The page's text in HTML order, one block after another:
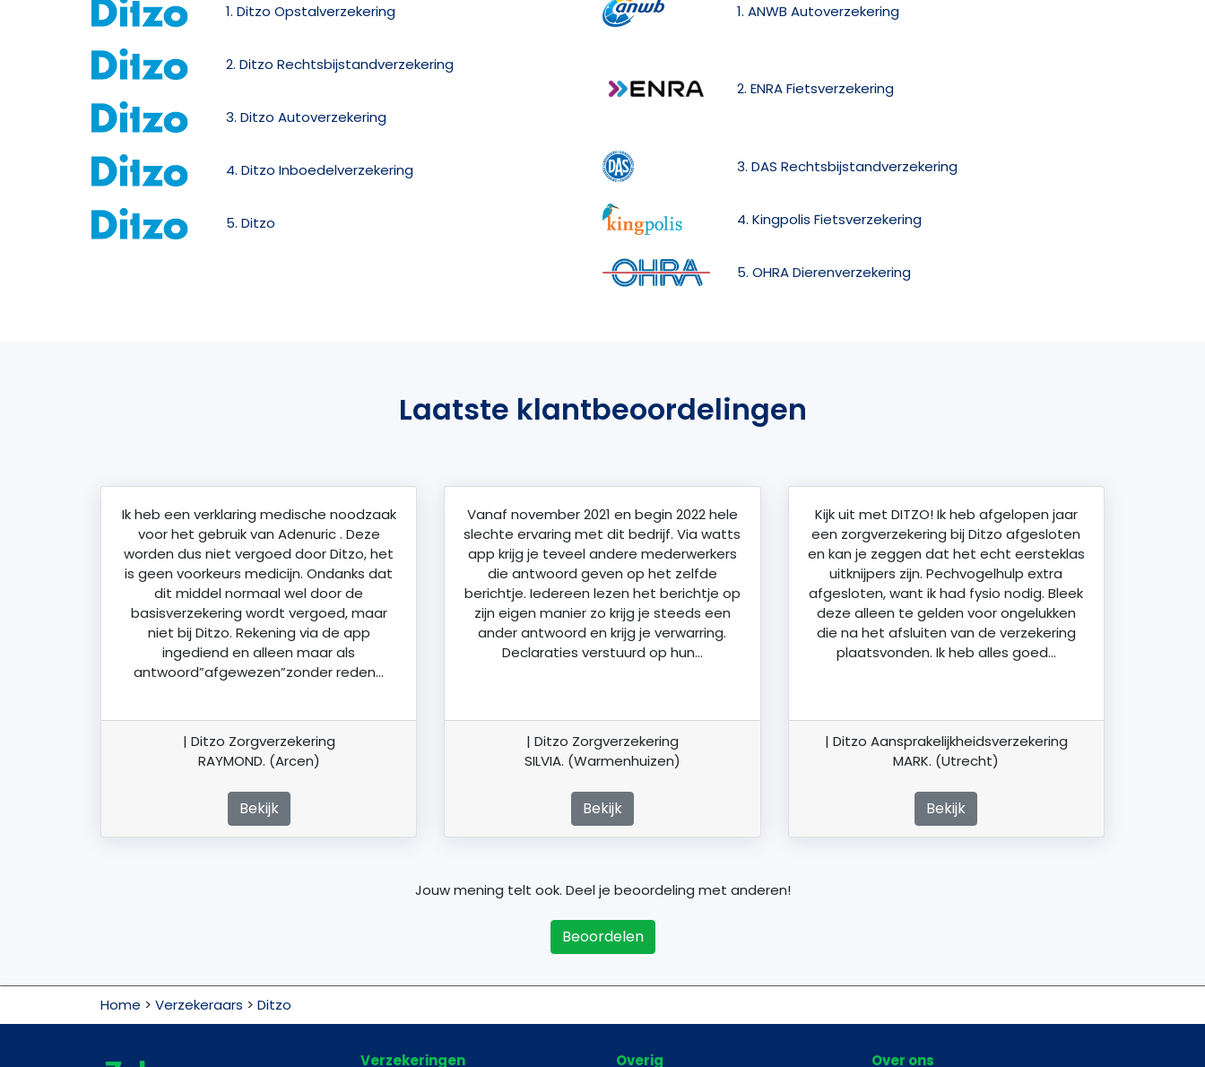
1. Ditzo Opstalverzekering
2. Ditzo Rechtsbijstandverzekering
3. Ditzo Autoverzekering
4. Ditzo Inboedelverzekering
5. Ditzo
1. ANWB Autoverzekering
2. ENRA Fietsverzekering
3. DAS Rechtsbijstandverzekering
4. Kingpolis Fietsverzekering
5. OHRA Dierenverzekering
Laatste klantbeoordelingen
Ik heb een verklaring medische noodzaak
voor het gebruik van Adenuric . Deze
worden dus niet vergoed door Ditzo, het
is geen voorkeurs medicijn. Ondanks dat
dit middel normaal wel door de
basisverzekering wordt vergoed, maar
niet bij Ditzo. Rekening via de app
ingediend en alleen maar als
antwoord”afgewezen”zonder reden…
| Ditzo Zorgverzekering
RAYMOND. (Arcen)
Bekijk
Vanaf november 2021 en begin 2022 hele
slechte ervaring met dit bedrijf. Via watts
app krijg je teveel andere mederwerkers
die antwoord geven op het zelfde
berichtje. Iedereen lezen het berichtje op
zijn eigen manier zo krijg je steeds een
ander antwoord en krijg je verwarring.
Declaraties verstuurd op hun…
| Ditzo Zorgverzekering
SILVIA. (Warmenhuizen)
Bekijk
Kijk uit met DITZO! Ik heb afgelopen jaar
een zorgverzekering bij Ditzo afgesloten
en kan je zeggen dat het echt eersteklas
uitknijpers zijn. Pechvogelhulp extra
afgesloten, want ik had fysio nodig. Bleek
deze alleen te gelden voor ongelukken
die na het afsluiten van de verzekering
plaatsvonden. Ik heb alles goed…
| Ditzo Aansprakelijkheidsverzekering
MARK. (Utrecht)
Bekijk
Jouw mening telt ook. Deel je beoordeling met anderen!
Beoordelen
Home > Verzekeraars > Ditzo
Verzekeringen Overig Over ons